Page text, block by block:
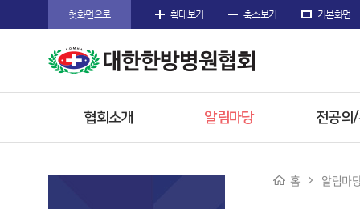
첫화면으로 확대보기 축소보기 기본화면
협회소개
인사말
알림마당
공지사항
전공의
공지
홈 알림마